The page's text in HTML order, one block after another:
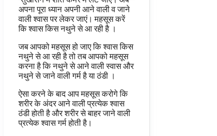
अपना पूरा ध्यान अपनी आने वाली व जाने
वाली श्वास पर लेकर जाएं। महसूस करें
कि श्वास किस नथुने से आ रही है ।
जब आपको महसूस हो जाए कि श्वास किस
नथुने से आ रही है तो तब आपको महसूस
करना है कि नथुने से आने वाली स्वास और
नथुने से जाने वाली गर्म है या ठंडी ।
ऐसा करने के बाद आप महसूस करोगे कि
शरीर के अंदर आने वाली प्रत्येक श्वास
ठंडी होती है और शरीर से बाहर जाने वाली
प्रत्येक श्वास गर्म होती है।